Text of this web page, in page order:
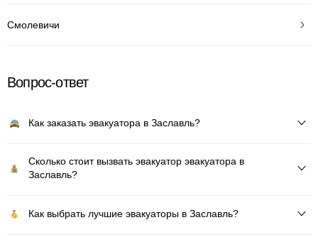
Смолевичи
Вопрос-ответ
Как заказать эвакуатора в Заславль?
Сколько стоит вызвать эвакуатор эвакуатора в
Заславль?
Как выбрать лучшие эвакуаторы в Заславль?